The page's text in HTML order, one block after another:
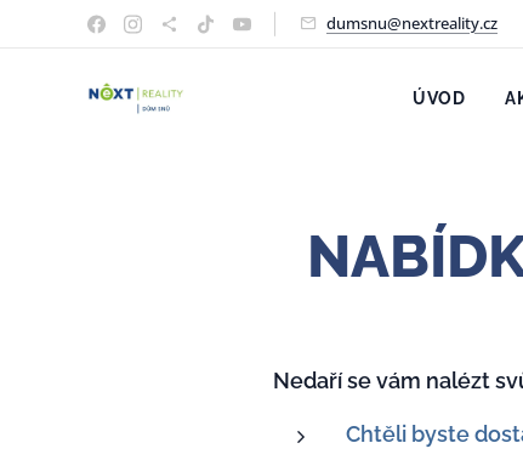
dumsnu@nextreality.cz
ÚVOD
Nedaří se vám nalézt
Chtěli byste